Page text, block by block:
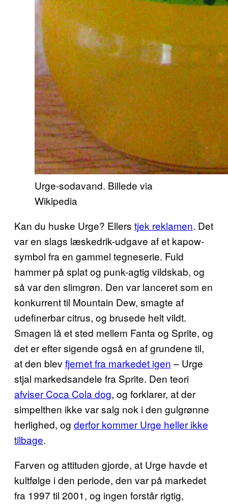
Urge-sodavand. Billede via
Wikipedia
Kan du huske Urge? Ellers tjek reklamen. Det
var en slags læskedrik-udgave af et kapow-
symbol fra en gammel tegneserie. Fuld
hammer på splat og punk-agtig vildskab, og
så var den slimgrøn. Den var lanceret som en
konkurrent til Mountain Dew, smagte af
udefinerbar citrus, og brusede helt vildt.
Smagen lå et sted mellem Fanta og Sprite, og
det er efter sigende også en af grundene til,
at den blev fjernet fra markedet igen – Urge
stjal markedsandele fra Sprite. Den teori
afviser Coca Cola dog, og forklarer, at der
simpelthen ikke var salg nok i den gulgrønne
herlighed, og derfor kommer Urge heller ikke
tilbage.
Farven og attituden gjorde, at Urge havde et
kultfølge i den periode, den var på markedet
fra 1997 til 2001, og ingen forstår rigtig,